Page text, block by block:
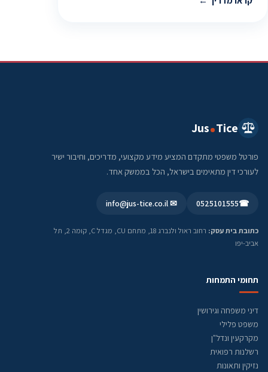
Jus Tice
פורטל משפטי מתקדם המציע מידע מקצועי, מדריכים, וחיבור ישיר
לעורכי דין מתאימים בישראל, הכל בממשק אחד.
☎
0525101555
✉ info@jus-tice.co.il
כתובת בית עסק:
רחוב ראול ולנברג 18, מתחם CU, מגדל C, קומה 2, תל
אביב-יפו
תחומי התמחות
דיני משפחה וגירושין
משפט פלילי
מקרקעין ונדל"ן
רשלנות רפואית
נזיקין ותאונות